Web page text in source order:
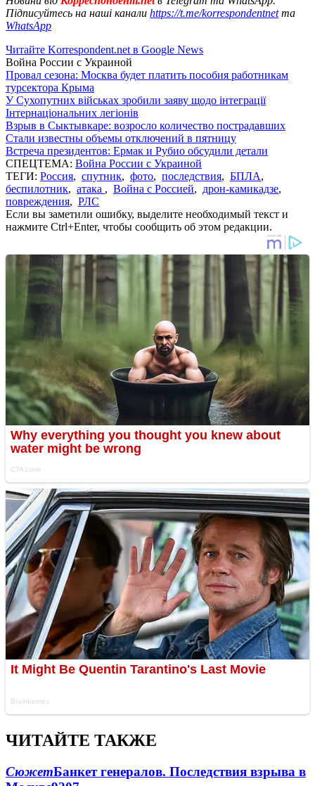
Підписуйтесь на наші канали https://t.me/korrespondentnetта
WhatsApp
Читайте Korrespondent.net в Google News
Война России с Украиной
Провал сезона: Москва будет платить пособия работникам
турсектора Крыма
У Сухопутних військах зробили заяву щодо інтеграції
Інтернаціональних легіонів
Взрыв в Сыктывкаре: возросло количество пострадавших
Стали известны объемы отключений в пятницу
Встреча президентов: Ермак и Рубио обсудили детали
СПЕЦТЕМА: Война России с Украиной
ТЕГИ: Россия, спутник, фото, последствия, БПЛА,
беспилотник, атака , Война с Россией, дрон-камикадзе,
повреждения, РЛС
Если вы заметили ошибку, выделите необходимый текст и
нажмите Ctrl+Enter, чтобы сообщить об этом редакции.
ЧИТАЙТЕ ТАКЖЕ
СюжетБанкет генералов. Последствия взрыва в